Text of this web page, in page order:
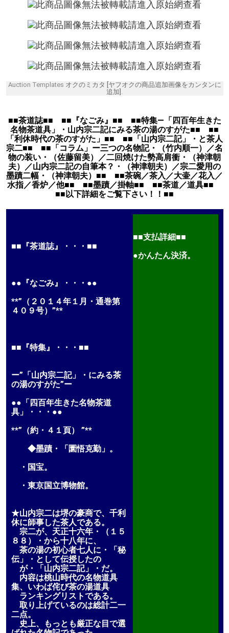
Auction Templates オクのミカタ [ヤフオクの商品追加画像をカンタンに
追加]
■■茶道誌■■ ■■『なごみ』■■ ■■特集―「四百年生きた
名物茶道具」・山内宗二記にみる茶の湯のすがた■■ ■■
「利休時代の茶のすがた」■■ ■■「山内宗二記」・と茶人
宗二■■ ■■「コラム」ー三つの名物記・（竹内順一）／名
物の装い・（佐藤留美）／二回焼けた勢高肩衝・（神津朝
夫）／山内宗二記の自筆本？・（神津朝夫）／宗二愛用の
墨蹟二幅・（神津朝夫）■■ ■■茶碗／茶入／大壷／花入／
水指／香炉／他■■ ■■墨蹟／掛軸■■ ■■茶道／道具■■
■■以下詳細をご覧下さい！！■■
■■『茶道誌』・・・■■
●●『なごみ』・・・●●
**”（２０１４年１月・通巻第
４０９号）”**
■■『特集』・・・■■
ー”「山内宗二記」・にみる茶
の湯のすがた”ー
●●「四百年生きた名物茶道
具」・・・●●
**”（約・４１頁） ”**
◆墨蹟・「圜悟克勤」。
・国宝。
・東京国立博物館。
★山内宗二は堺の豪商で、千利
休に師事した茶人である。
宗二が、天正十六年・（１５
８８）・から十八年に、
茶の湯の初心者七人に・「秘
伝」・として伝授したの
が・「山内宗二記」・だ。
内容は桃山時代の名物道具
集、いわば侘び茶の湯道具
ランキングリストである。
取り上げているのは総計二一
二点。
史上、もっとも厳正な目で選
■■支払詳細■■
●かんたん決済。